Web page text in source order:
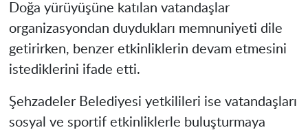
Doğa yürüyüşüne katılan vatandaşlar
organizasyondan duydukları memnuniyeti dile
getirirken, benzer etkinliklerin devam etmesini
istediklerini ifade etti.
Şehzadeler Belediyesi yetkilileri ise vatandaşları
sosyal ve sportif etkinliklerle buluşturmaya